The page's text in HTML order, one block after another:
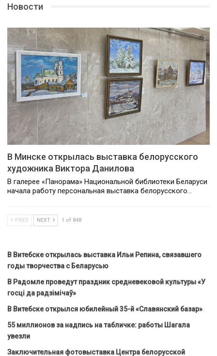
Новости
В Минске открылась выставка белорусского
художника Виктора Данилова
В галерее «Панорама» Национальной библиотеки Беларуси
начала работу персональная выставка белорусского…
PREV NEXT 1 of 848
В Витебске открылась выставка Ильи Репина, связавшего
годы творчества с Беларусью
В Радомле проведут праздник средневековой культуры «У
госці да радзімічаў»
В Витебске открылся юбилейный 35-й «Славянский базар»
55 миллионов за надпись на табличке: работы Шагала
увезли
Заключительная фотовыставка Центра белорусской